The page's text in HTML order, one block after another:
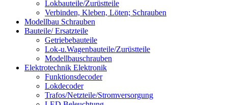
Lokbauteile/Zurüstteile
Verbinden, Kleben, Löten; Schrauben
Modellbau Schrauben
Bauteile/ Ersatzteile
Getriebebauteile
Lok-u.Wagenbauteile/Zurüstteile
Modellbauschrauben
Elektrotechnik Elektronik
Funktionsdecoder
Lokdecoder
Trafos/Netzteile/Stromversorgung